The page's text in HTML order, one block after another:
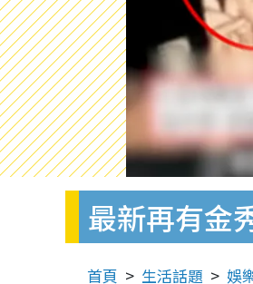
最新再有金
首頁 生活話題 娛